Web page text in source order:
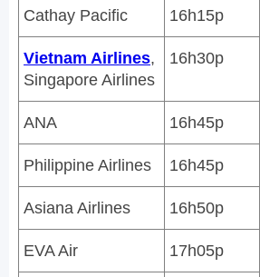
Cathay Pacific 16h15p
Vietnam Airlines,
Singapore Airlines
16h30p
ANA 16h45p
Philippine Airlines 16h45p
Asiana Airlines 16h50p
EVA Air 17h05p